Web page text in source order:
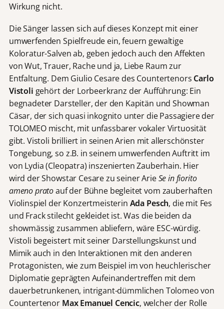
Wirkung nicht.
Die Sänger lassen sich auf dieses Konzept mit einer
umwerfenden Spielfreude ein, feuern gewaltige
Koloratur-Salven ab, geben jedoch auch den Affekten
von Wut, Trauer, Rache und ja, Liebe Raum zur
Entfaltung. Dem Giulio Cesare des Countertenors Carlo
Vistoli gehört der Lorbeerkranz der Aufführung: Ein
begnadeter Darsteller, der den Kapitän und Showman
Cäsar, der sich quasi inkognito unter die Passagiere der
TOLOMEO mischt, mit unfassbarer vokaler Virtuosität
gibt. Vistoli brilliert in seinen Arien mit allerschönster
Tongebung, so z.B. in seinem umwerfenden Auftritt im
von Lydia (Cleopatra) inszenierten Zauberhain. Hier
wird der Showstar Cesare zu seiner ArieSe in fiorito
ameno pratoauf der Bühne begleitet vom zauberhaften
Violinspiel der Konzertmeisterin Ada Pesch, die mit Fes
und Frack stilecht gekleidet ist. Was die beiden da
showmässig zusammen abliefern, wäre ESC-würdig.
Vistoli begeistert mit seiner Darstellungskunst und
Mimik auch in den Interaktionen mit den anderen
Protagonisten, wie zum Beispiel im von heuchlerischer
Diplomatie geprägten Aufeinandertreffen mit dem
dauerbetrunkenen, intrigant-dümmlichen Tolomeo von
Countertenor Max Emanuel Cencic, welcher der Rolle